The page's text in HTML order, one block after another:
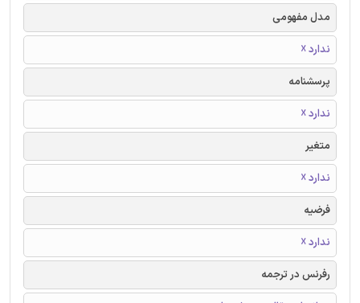
مدل مفهومی
ندارد ☓
پرسشنامه
ندارد ☓
متغیر
ندارد ☓
فرضیه
ندارد ☓
رفرنس در ترجمه